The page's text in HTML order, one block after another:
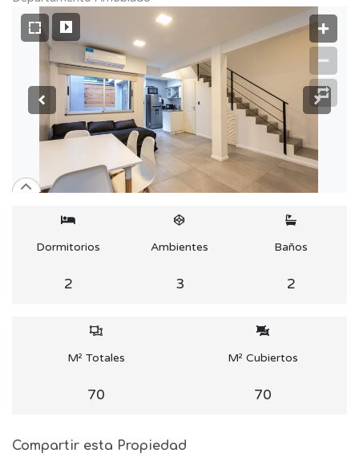
Dormitorios
2
Ambientes
3
Baños
2
M² Totales
70
M² Cubiertos
70
Compartir esta Propiedad